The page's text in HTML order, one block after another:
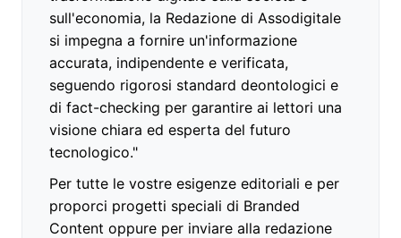
sull'economia, la Redazione di Assodigitale
si impegna a fornire un'informazione
accurata, indipendente e verificata,
seguendo rigorosi standard deontologici e
di fact-checking per garantire ai lettori una
visione chiara ed esperta del futuro
tecnologico."
Per tutte le vostre esigenze editoriali e per
proporci progetti speciali di Branded
Content oppure per inviare alla redazione